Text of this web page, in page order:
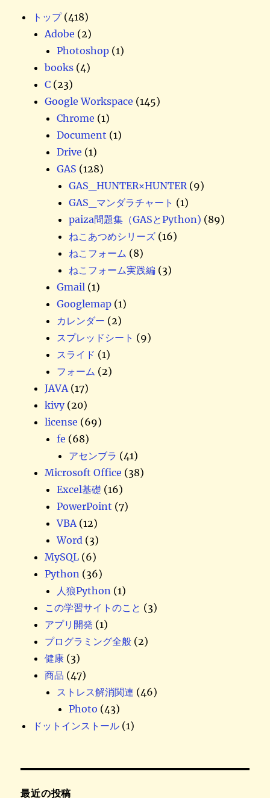
トップ(418)
Adobe (2)
Photoshop (1)
books (4)
C (23)
Google Workspace (145)
Chrome (1)
Document (1)
Drive (1)
GAS (128)
GAS_HUNTER×HUNTER(9)
GAS_マンダラチャート (1)
paiza問題集（GASとPython) (89)
ねこあつめシリーズ (16)
ねこフォーム (8)
ねこフォーム実践編 (3)
Gmail (1)
Googlemap (1)
カレンダー (2)
スプレッドシート (9)
スライド (1)
フォーム (2)
JAVA(17)
kivy(20)
license (69)
fe (68)
アセンブラ (41)
Microsoft Office (38)
Excel基礎 (16)
PowerPoint (7)
VBA(12)
Word (3)
MySQL (6)
Python (36)
人狼Python (1)
この学習サイトのこと (3)
アプリ開発 (1)
プログラミング全般 (2)
健康 (3)
商品 (47)
ストレス解消関連 (46)
Photo (43)
ドットインストール (1)
最近の投稿